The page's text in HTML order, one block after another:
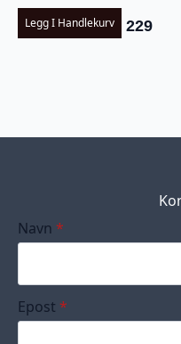
Legg I Handlekurv 229
Navn *
Epost *